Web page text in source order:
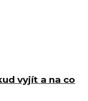
vyjít a na co